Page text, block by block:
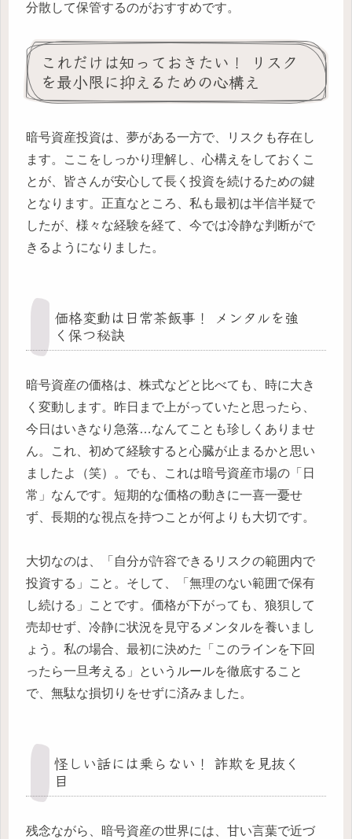
分散して保管するのがおすすめです。
これだけは知っておきたい！ リスク
を最小限に抑えるための心構え
暗号資産投資は、夢がある一方で、リスクも存在し
ます。ここをしっかり理解し、心構えをしておくこ
とが、皆さんが安心して長く投資を続けるための鍵
となります。正直なところ、私も最初は半信半疑で
したが、様々な経験を経て、今では冷静な判断がで
きるようになりました。
価格変動は日常茶飯事！ メンタルを強
く保つ秘訣
暗号資産の価格は、株式などと比べても、時に大き
く変動します。昨日まで上がっていたと思ったら、
今日はいきなり急落…なんてことも珍しくありませ
ん。これ、初めて経験すると心臓が止まるかと思い
ましたよ（笑）。でも、これは暗号資産市場の「日
常」なんです。短期的な価格の動きに一喜一憂せ
ず、長期的な視点を持つことが何よりも大切です。
大切なのは、「自分が許容できるリスクの範囲内で
投資する」こと。そして、「無理のない範囲で保有
し続ける」ことです。価格が下がっても、狼狽して
売却せず、冷静に状況を見守るメンタルを養いまし
ょう。私の場合、最初に決めた「このラインを下回
ったら一旦考える」というルールを徹底すること
で、無駄な損切りをせずに済みました。
怪しい話には乗らない！ 詐欺を見抜く
目
残念ながら、暗号資産の世界には、甘い言葉で近づ